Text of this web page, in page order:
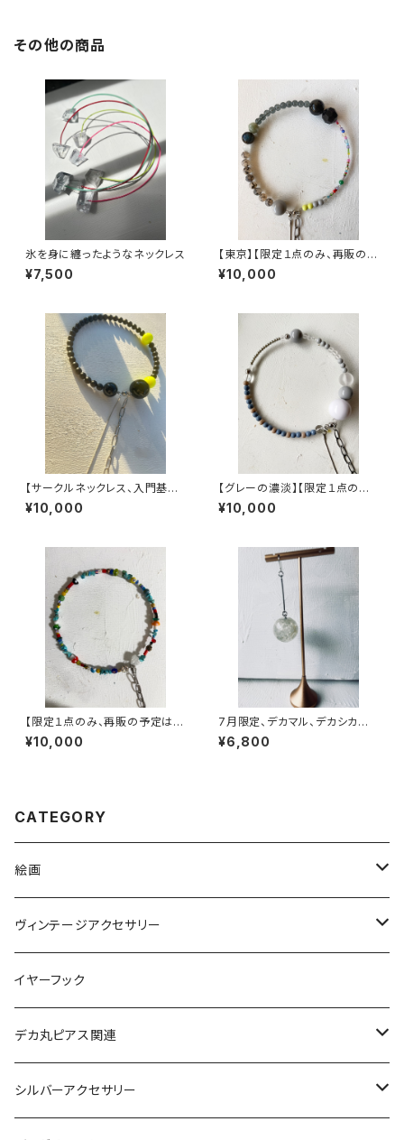
その他の商品
氷を身に纏ったようなネックレス
¥7,500
【東京】【限定１点のみ、再販の予
定はありません】ヴィンテージパ
ーツで作った丸型3wayネック
¥10,000
【サークルネックレス、入門基本
セット】ヴィンテージパーツで作
った丸型3wayネックレス【3股】
¥10,000
【グレーの濃淡】【限定１点のみ、
再販の予定はありません】ヴィン
テージパーツで作った丸型3wa
¥10,000
【限定１点のみ、再販の予定はあ
りません】ヴィンテージパーツで
作った丸型3wayネックレス【3
¥10,000
7月限定、デカマル、デカシカク
ピアス 【クリアバブルピアス】
【SACHIKO】
¥6,800
CATEGORY
絵画
絵画ピアス
ヴィンテージアクセサリー
ヴィンテージネックレス
ヴィンテージピアス
ヴィンテージブレスレット
イヤーフック
デカ丸ピアス関連
限定カラー
シルバーアクセサリー